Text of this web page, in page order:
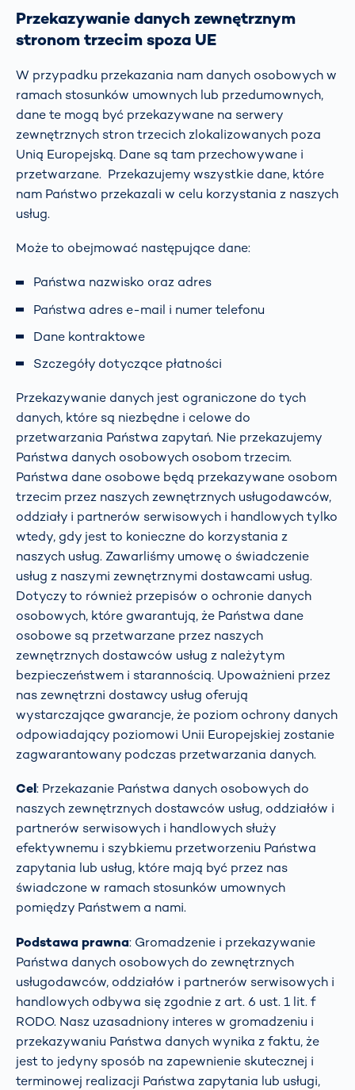
Przekazywanie danych zewnętrznym
stronom trzecim spoza UE
W przypadku przekazania nam danych osobowych w
ramach stosunków umownych lub przedumownych,
dane te mogą być przekazywane na serwery
zewnętrznych stron trzecich zlokalizowanych poza
Unią Europejską. Dane są tam przechowywane i
przetwarzane. Przekazujemy wszystkie dane, które
nam Państwo przekazali w celu korzystania z naszych
usług.
Może to obejmować następujące dane:
Państwa nazwisko oraz adres
Państwa adres e-mail i numer telefonu
Dane kontraktowe
Szczegóły dotyczące płatności
Przekazywanie danych jest ograniczone do tych
danych, które są niezbędne i celowe do
przetwarzania Państwa zapytań. Nie przekazujemy
Państwa danych osobowych osobom trzecim.
Państwa dane osobowe będą przekazywane osobom
trzecim przez naszych zewnętrznych usługodawców,
oddziały i partnerów serwisowych i handlowych tylko
wtedy, gdy jest to konieczne do korzystania z
naszych usług. Zawarliśmy umowę o świadczenie
usług z naszymi zewnętrznymi dostawcami usług.
Dotyczy to również przepisów o ochronie danych
osobowych, które gwarantują, że Państwa dane
osobowe są przetwarzane przez naszych
zewnętrznych dostawców usług z należytym
bezpieczeństwem i starannością. Upoważnieni przez
nas zewnętrzni dostawcy usług oferują
wystarczające gwarancje, że poziom ochrony danych
odpowiadający poziomowi Unii Europejskiej zostanie
zagwarantowany podczas przetwarzania danych.
Cel: Przekazanie Państwa danych osobowych do
naszych zewnętrznych dostawców usług, oddziałów i
partnerów serwisowych i handlowych służy
efektywnemu i szybkiemu przetworzeniu Państwa
zapytania lub usług, które mają być przez nas
świadczone w ramach stosunków umownych
pomiędzy Państwem a nami.
Podstawa prawna: Gromadzenie i przekazywanie
Państwa danych osobowych do zewnętrznych
usługodawców, oddziałów i partnerów serwisowych i
handlowych odbywa się zgodnie z art. 6 ust. 1 lit. f
RODO. Nasz uzasadniony interes w gromadzeniu i
przekazywaniu Państwa danych wynika z faktu, że
jest to jedyny sposób na zapewnienie skutecznej i
terminowej realizacji Państwa zapytania lub usługi,